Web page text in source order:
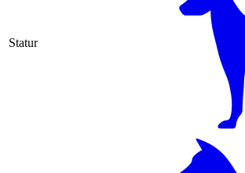
Statur